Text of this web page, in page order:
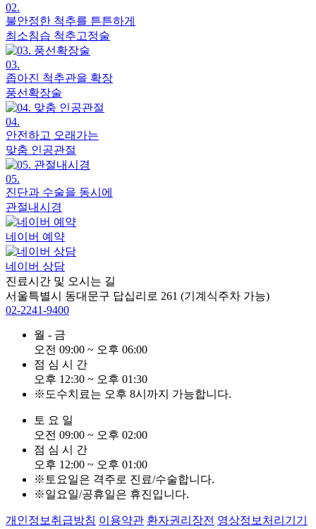
02.
불안정한 척추를 튼튼하게
최소침습 척추고정술
03.
좁아진 척추관을 확장
풍선확장술
04.
안전하고 오래가는
맞춤 인공관절
05.
진단과 수술을 동시에
관절내시경
네이버 예약
네이버 상담
진료시간 및 오시는 길
서울특별시 동대문구 답십리로 261 (기계식주차 가능)
02-2241-9400
월 - 금
오전 09:00 ~ 오후 06:00
점 심 시
간
오후 12:30 ~ 오후 01:30
※도수치료는 오후 8시까지 가능합니다.
토 요 일
오전 09:00 ~ 오후 02:00
점 심 시
간
오후 12:00 ~ 오후 01:00
※토요일은 격주로 진료/수술합니다.
※일요일/공휴일은 휴진입니다.
개인정보취급방침 이용약관 환자권리장전 영상정보처리기기